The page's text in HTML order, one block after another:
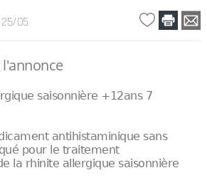
25/05
saisonnière +12ans 7
antihistaminique sans
pour le traitement
la rhinite allergique saisonnière